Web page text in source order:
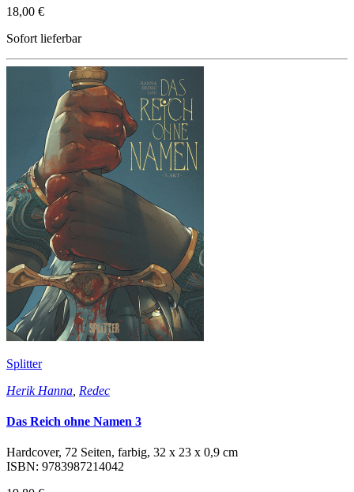
18,00 €
Sofort lieferbar
Splitter
Herik Hanna Redec
Das Reich ohne Namen 3
Hardcover, 72 Seiten, farbig, 32 x 23 x 0,9 cm
ISBN: 9783987214042